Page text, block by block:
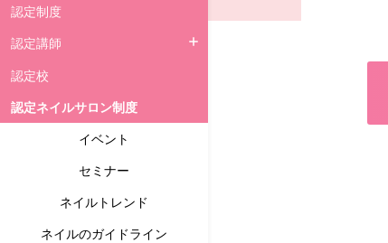
認定制度
認定講師
認定講師
JNA認定講師資格試験
認定校
認定ネイルサロン制度
イベント
セミナー
ネイルトレンド
ネイルのガイドライン